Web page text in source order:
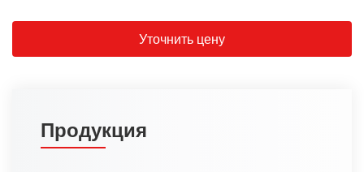
Продукция
Уточнить цену